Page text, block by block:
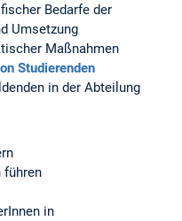
Bedarfe der
Umsetzung
Maßnahmen
Studierenden
in der Abteilung
führen
in